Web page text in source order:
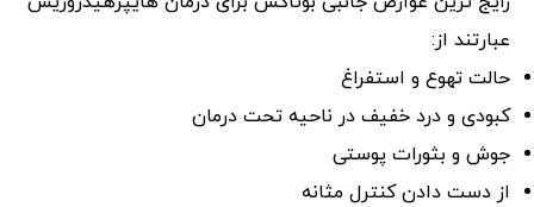
عبارتند از:
حالت تهوع و استفراغ
کبودی و درد خفیف در ناحیه تحت درمان
جوش و بثورات پوستی
از دست دادن کنترل مثانه